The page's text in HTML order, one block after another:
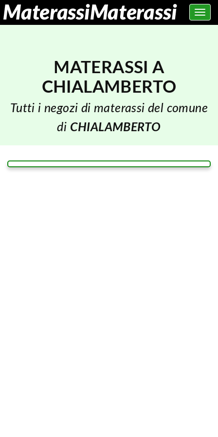
Toggle
MATERASSI A
CHIALAMBERTO
Tutti i negozi di materassi del comune
di CHIALAMBERTO